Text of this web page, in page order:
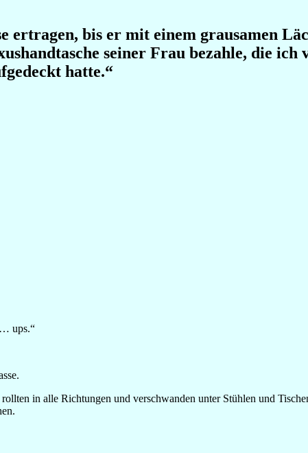
ertragen, bis er mit einem grausamen
seiner Frau bezahle, die ich
hatte.“
… ups.“
in alle Richtungen und verschwanden unter Stühlen und